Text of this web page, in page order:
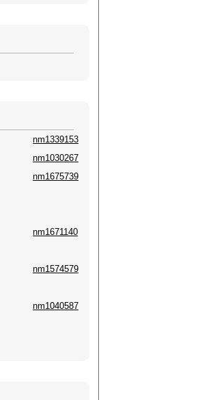
nm1339153
nm1030267
nm1675739
nm1671140
nm1574579
nm1040587